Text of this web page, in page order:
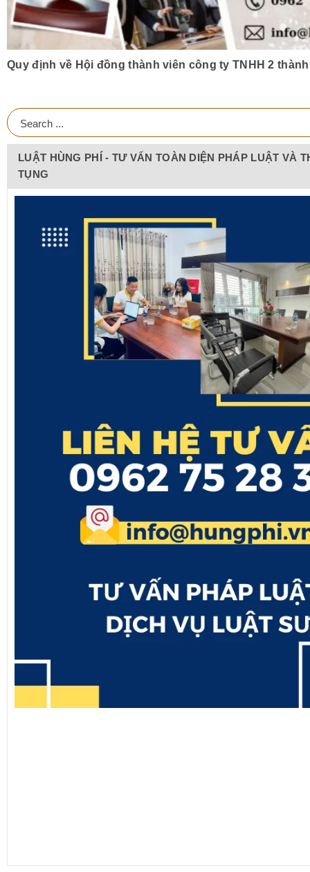
Quy định về Hội đồng thành viên công ty TNHH 2
LUẬT HÙNG PHÍ - TƯ VẤN TOÀN DIỆN PHÁP LUẬT VÀ
TỤNG